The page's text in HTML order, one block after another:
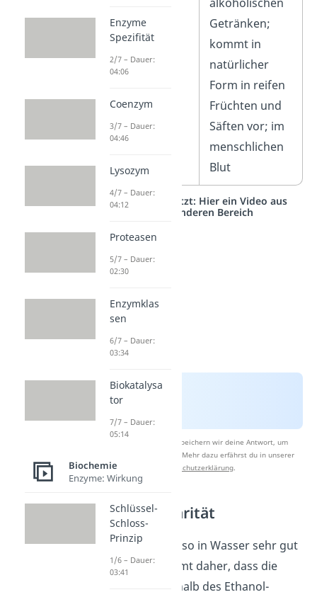
Getränken;
kommt in
natürlicher
Form in reifen
Früchten und
Säften vor; im
menschlichen
Blut
Studyflix vernetzt: Hier ein Video aus
einem anderen Bereich
Nach Beantwortung speichern wir deine Antwort, um
Studyflix zu verbessern. Mehr dazu erfährst du in unserer
Datenschutzerklärung.
Ethanol Polarität
Der Alkohol ist also in Wasser sehr gut
löslich. Das kommt daher, dass die
Ladungen innerhalb des Ethanol-
Enzyme
Spezifität
2/7 – Dauer:
04:06
Coenzym
3/7 – Dauer:
04:46
Lysozym
4/7 – Dauer:
04:12
Proteasen
5/7 – Dauer:
02:30
Enzymklas
sen
6/7 – Dauer:
03:34
Biokatalysa
tor
7/7 – Dauer:
05:14
Biochemie
Enzyme: Wirkung
Schlüssel-
Schloss-
Prinzip
1/6 – Dauer:
03:41